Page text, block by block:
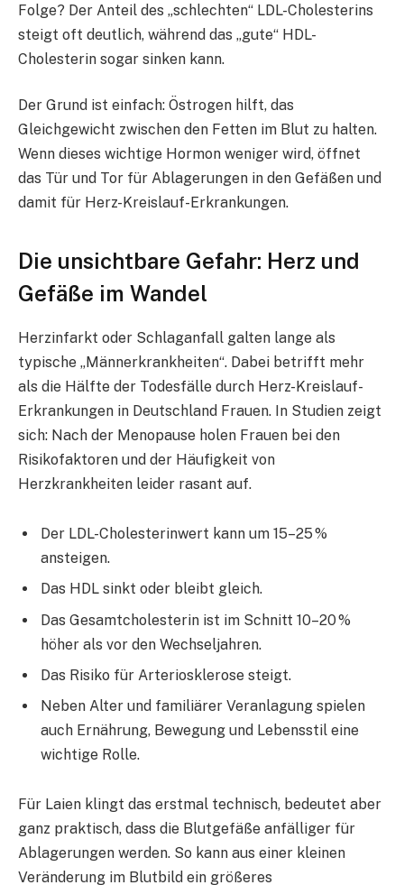
Folge? Der Anteil des „schlechten“ LDL-Cholesterins
steigt oft deutlich, während das „gute“ HDL-
Cholesterin sogar sinken kann.​
Der Grund ist einfach: Östrogen hilft, das
Gleichgewicht zwischen den Fetten im Blut zu halten.
Wenn dieses wichtige Hormon weniger wird, öffnet
das Tür und Tor für Ablagerungen in den Gefäßen und
damit für Herz-Kreislauf-Erkrankungen.​
Die unsichtbare Gefahr: Herz und
Gefäße im Wandel
Herzinfarkt oder Schlaganfall galten lange als
typische „Männerkrankheiten“. Dabei betrifft mehr
als die Hälfte der Todesfälle durch Herz-Kreislauf-
Erkrankungen in Deutschland Frauen. In Studien zeigt
sich: Nach der Menopause holen Frauen bei den
Risikofaktoren und der Häufigkeit von
Herzkrankheiten leider rasant auf.​
Der LDL-Cholesterinwert kann um 15–25 %
ansteigen.
Das HDL sinkt oder bleibt gleich.
Das Gesamtcholesterin ist im Schnitt 10–20 %
höher als vor den Wechseljahren.
Das Risiko für Arteriosklerose steigt.
Neben Alter und familiärer Veranlagung spielen
auch Ernährung, Bewegung und Lebensstil eine
wichtige Rolle.
Für Laien klingt das erstmal technisch, bedeutet aber
ganz praktisch, dass die Blutgefäße anfälliger für
Ablagerungen werden. So kann aus einer kleinen
Veränderung im Blutbild ein größeres